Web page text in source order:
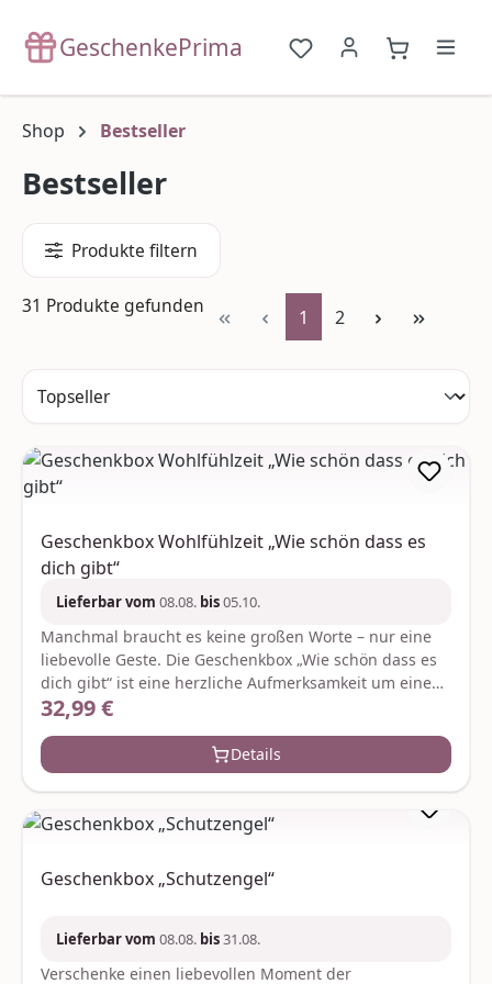
GeschenkePrima
Du hast 0 Produkte
Shop Bestseller
Bestseller
Produkte filtern
31 Produkte gefunden Seite
1 Seite
2
Geschenkbox Wohlfühlzeit „Wie schön dass es
dich gibt“
Lieferbar vom 08.08. bis05.10.
Manchmal braucht es keine großen Worte – nur eine
liebevolle Geste. Die Geschenkbox „Wie schön dass es
dich gibt“ ist eine herzliche Aufmerksamkeit um einem
besonderen Menschen einfach mal Danke zu sagen.
Handtuch und pflegendem Duschgel (200 ml) lädt zu
entspannten Wohlfühlmomenten ein während ein
prickelnder 02 l Secco für kleine Genussaugenblicke
sorgt. Abgerundet wird das Geschenk durch eine
dass es dich gibt“ die jeden Tag aufs Neue ein Lächeln
schenkt. Je nach Verfügbarkeit werden ggf. gleich-
Hersteller:FloraPrima GmbHDidderser Str. 2838176
Regulärer Preis:
32,99 €
Details
Geschenkbox „Schutzengel“
Lieferbar vom 08.08. bis31.08.
Verschenke einen liebevollen Moment der